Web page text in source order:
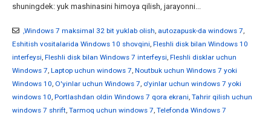
shuningdek: yuk mashinasini himoya qilish, jarayonni...
,Windows 7 maksimal 32 bit yuklab olish, autozapusk-da windows 7,
Eshitish vositalarida Windows 10 shovqini, Fleshli disk bilan Windows 10
interfeysi, Fleshli disk bilan Windows 7 interfeysi, Fleshli disklar uchun
Windows 7, Laptop uchun windows 7, Noutbuk uchun Windows 7 yoki
Windows 10, O'yinlar uchun Windows 7, o'yinlar uchun windows 7 yoki
windows 10, Portlashdan oldin Windows 7 qora ekrani, Tahrir qilish uchun
windows 7 shrift, Tarmoq uchun windows 7, Telefonda Windows 7